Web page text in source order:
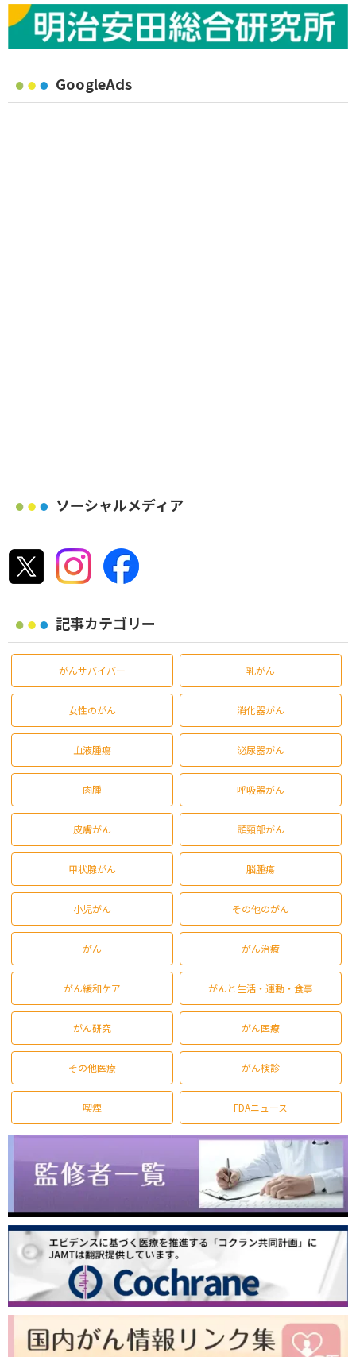
GoogleAds
ソーシャルメディア
記事カテゴリー
がんサバイバー 乳がん
女性のがん 消化器がん
血液腫瘍 泌尿器がん
肉腫 呼吸器がん
皮膚がん 頭頸部がん
甲状腺がん 脳腫瘍
小児がん その他のがん
がん がん治療
がん緩和ケア がんと生活・運動・食事
がん研究 がん医療
その他医療 がん検診
喫煙 FDAニュース